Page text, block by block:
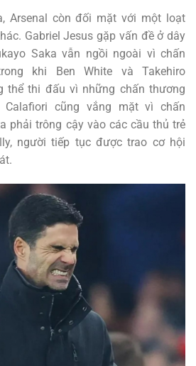
Arsenal còn đối mặt với một loạt
Gabriel Jesus gặp vấn đề ở dây
Saka vẫn ngồi ngoài vì chấn
khi Ben White và Takehiro
thể thi đấu vì những chấn thương
Calafiori cũng vắng mặt vì chấn
phải trông cậy vào các cầu thủ trẻ
người tiếp tục được trao cơ hội